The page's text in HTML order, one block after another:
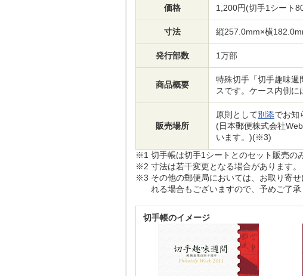
価格 1,200円(切手1シー
寸法 縦257.0mm×横
発行部数 1万部
商品概要
特殊切手「切手趣味週
スです。ケース内側に
販売場所
原則として別添でお知
(日本郵便株式会社
います。)(※3)
※1 切手帳は切手1シートとのセット販売の
※2 寸法は若干変更となる場合があります。
※3 その他の郵便局においては、お取り寄
れる場合もございますので、予めご了
切手帳のイメージ